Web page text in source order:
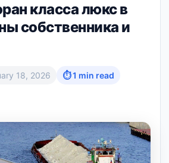
класса люкс в
собственника и
18, 2026 ⏱ 1 min read